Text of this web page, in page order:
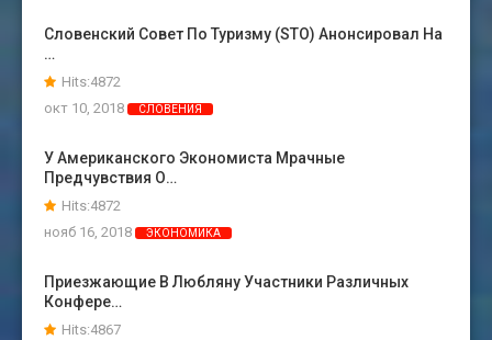
Словенский Совет По Туризму (STO) Анонсировал На
…
Hits:4872
окт 10, 2018
СЛОВЕНИЯ
У Американского Экономиста Мрачные
Предчувствия О…
Hits:4872
нояб 16, 2018
ЭКОНОМИКА
Приезжающие В Любляну Участники Различных
Конфере…
Hits:4867